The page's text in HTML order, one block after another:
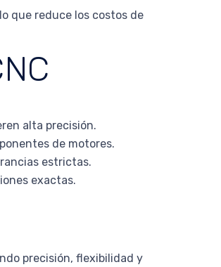
que reduce los costos de
alta precisión.
de motores.
estrictas.
exactas.
precisión, flexibilidad y